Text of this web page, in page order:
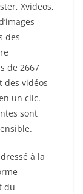
Xvideos,
des
de 2667
des vidéos
un clic.
sont
à la
du